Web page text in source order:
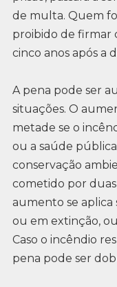
de multa. Quem
proibido de firmar
cinco anos após a
A pena pode ser
situações. O
metade se o
ou a saúde
conservação
cometido por duas
aumento se aplica
ou em extinção,
Caso o incêndio
pena pode ser